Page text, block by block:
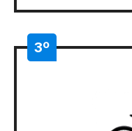
3º